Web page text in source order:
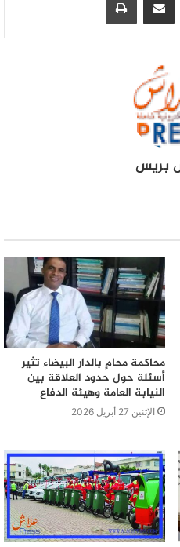
بريس
محاكمة محامٍ بالدار البيضاء تثير
أسئلة حول حدود العلاقة بين
النيابة العامة وهيئة الدفاع
الإثنين 27 أبريل 2026